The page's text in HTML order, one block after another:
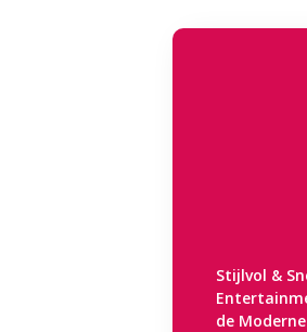
Stijlvol &
de